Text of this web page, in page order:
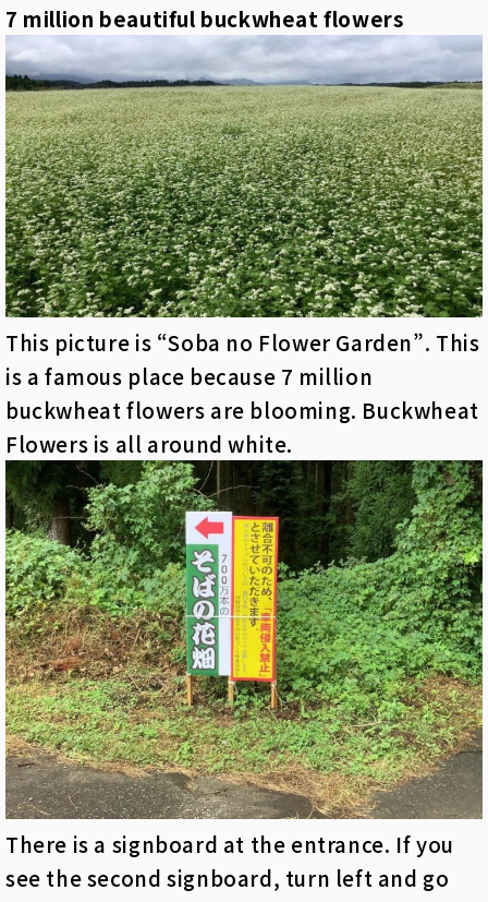
7 million beautiful buckwheat flowers
This picture is “Soba no Flower Garden”. This
is a famous place because 7 million
buckwheat flowers are blooming. Buckwheat
Flowers is all around white.
There is a signboard at the entrance. If you
see the second signboard, turn left and go